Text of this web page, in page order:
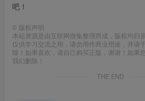
吧！
© 版权声明
本站资源是由互联网搜集整理而成，版权均归
仅供学习交流之用，请勿用作商业用途，并请
除！如果喜欢，请自己购买正版，谢谢！如果
我们删除！
THE END